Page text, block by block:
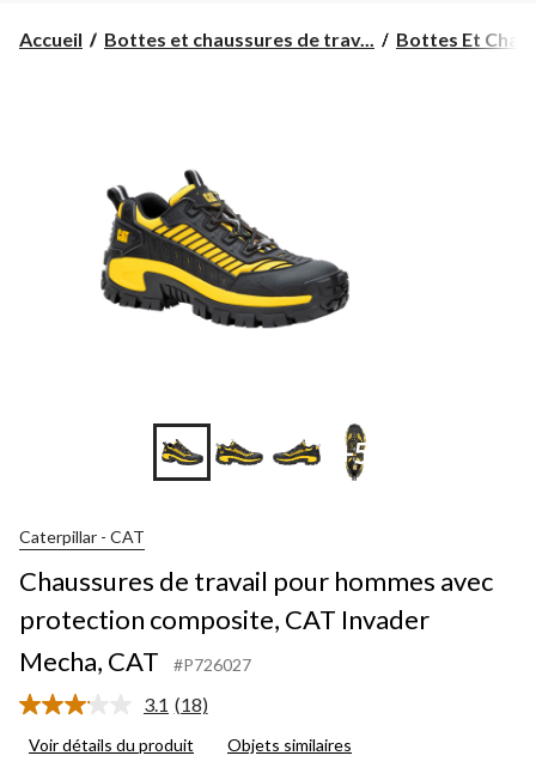
changer
Accueil Bottes et chaussures de trav... Bottes Et
+5
Caterpillar - CAT
Chaussures de travail pour hommes avec
protection composite, CAT Invader
Mecha, CAT
#P726027
3.1 Lire
18
(18)
Voir détails du produit Objets similaires